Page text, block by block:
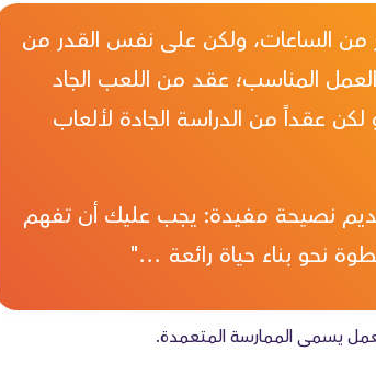
من الساعات، ولكن على نفس القدر من
المناسب؛ عقد من اللعب الجاد
عقداً من الدراسة الجادة لألعاب
نصيحة مفيدة: يجب عليك أن تفهم
نحو بناء حياة رائعة ..."
يسمى الممارسة المتعمدة.